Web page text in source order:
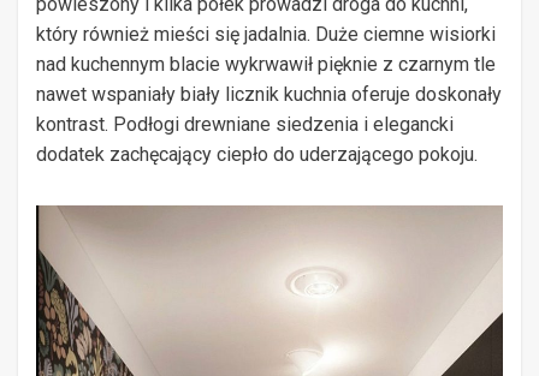
który również mieści się jadalnia. Duże ciemne wisiorki
nad kuchennym blacie wykrwawił pięknie z czarnym tle
nawet wspaniały biały licznik kuchnia oferuje doskonały
kontrast. Podłogi drewniane siedzenia i elegancki
dodatek zachęcający ciepło do uderzającego pokoju.